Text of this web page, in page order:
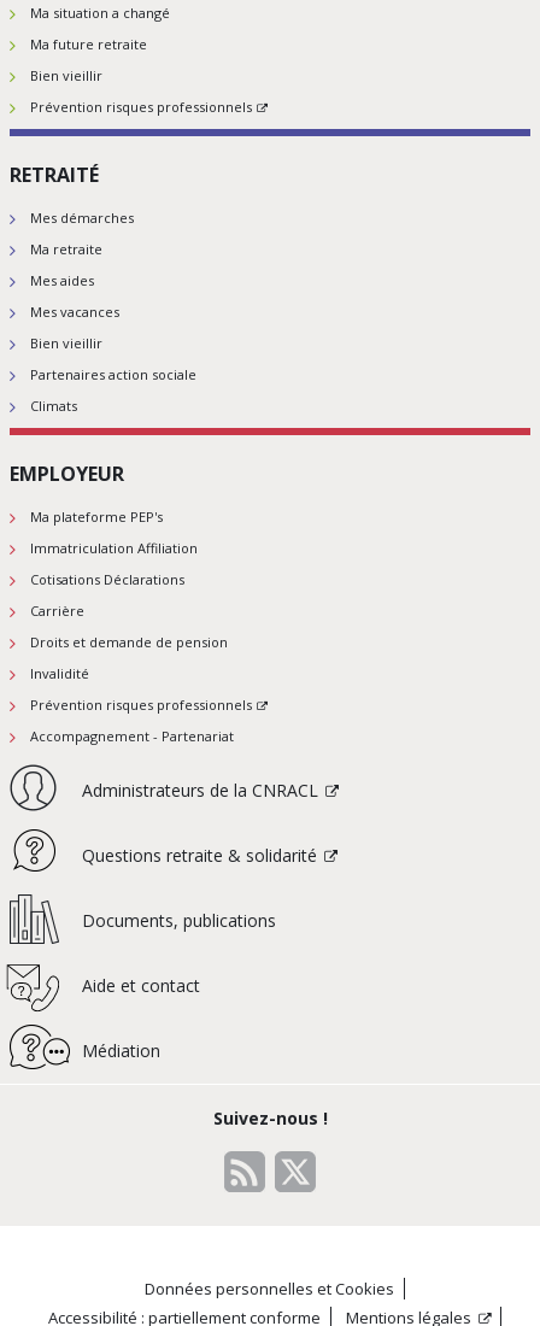
Ma situation a changé
Ma future retraite
Bien vieillir
Prévention risques professionnels
RETRAITÉ
Mes démarches
Ma retraite
Mes aides
Mes vacances
Bien vieillir
Partenaires action sociale
Climats
EMPLOYEUR
Ma plateforme PEP's
Immatriculation Affiliation
Cotisations Déclarations
Carrière
Droits et demande de pension
Invalidité
Prévention risques professionnels
Accompagnement - Partenariat
Administrateurs de la CNRACL
Questions retraite & solidarité
Documents, publications
Aide et contact
Médiation
Suivez-nous !
Données personnelles et Cookies
Accessibilité : partiellement conforme
Mentions légales